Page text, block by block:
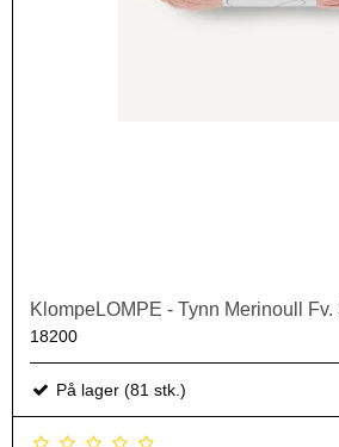
KlompeLOMPE - Tynn Merinoull
18200
På lager (81 stk.)